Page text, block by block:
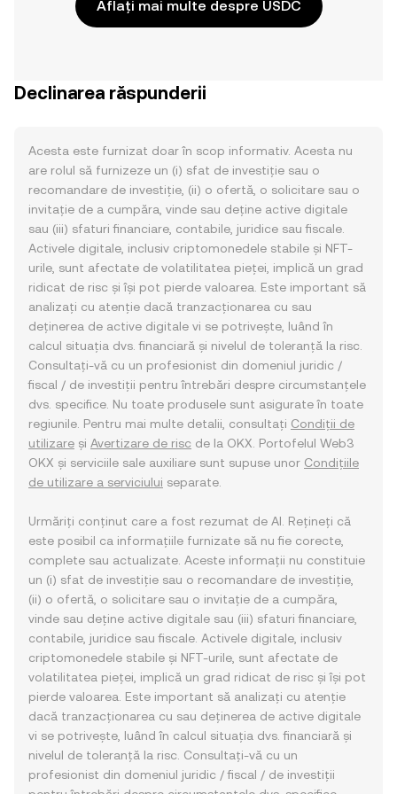
Aflați mai multe despre USDC
Declinarea răspunderii
Acesta este furnizat doar în scop informativ. Acesta nu
are rolul să furnizeze un (i) sfat de investiție sau o
recomandare de investiție, (ii) o ofertă, o solicitare sau o
invitație de a cumpăra, vinde sau deține active digitale
sau (iii) sfaturi financiare, contabile, juridice sau fiscale.
Activele digitale, inclusiv criptomonedele stabile și NFT-
urile, sunt afectate de volatilitatea pieței, implică un grad
ridicat de risc și își pot pierde valoarea. Este important să
analizați cu atenție dacă tranzacționarea cu sau
deținerea de active digitale vi se potrivește, luând în
calcul situația dvs. financiară și nivelul de toleranță la risc.
Consultați-vă cu un profesionist din domeniul juridic /
fiscal / de investiții pentru întrebări despre circumstanțele
dvs. specifice. Nu toate produsele sunt asigurate în toate
regiunile. Pentru mai multe detalii, consultați Condiții de
utilizare și Avertizare de risc de la OKX. Portofelul Web3
OKX și serviciile sale auxiliare sunt supuse unor Condițiile
de utilizare a serviciului separate.
Urmăriți conținut care a fost rezumat de AI. Rețineți că
este posibil ca informațiile furnizate să nu fie corecte,
complete sau actualizate. Aceste informații nu constituie
un (i) sfat de investiție sau o recomandare de investiție,
(ii) o ofertă, o solicitare sau o invitație de a cumpăra,
vinde sau deține active digitale sau (iii) sfaturi financiare,
contabile, juridice sau fiscale. Activele digitale, inclusiv
criptomonedele stabile și NFT-urile, sunt afectate de
volatilitatea pieței, implică un grad ridicat de risc și își pot
pierde valoarea. Este important să analizați cu atenție
dacă tranzacționarea cu sau deținerea de active digitale
vi se potrivește, luând în calcul situația dvs. financiară și
nivelul de toleranță la risc. Consultați-vă cu un
profesionist din domeniul juridic / fiscal / de investiții